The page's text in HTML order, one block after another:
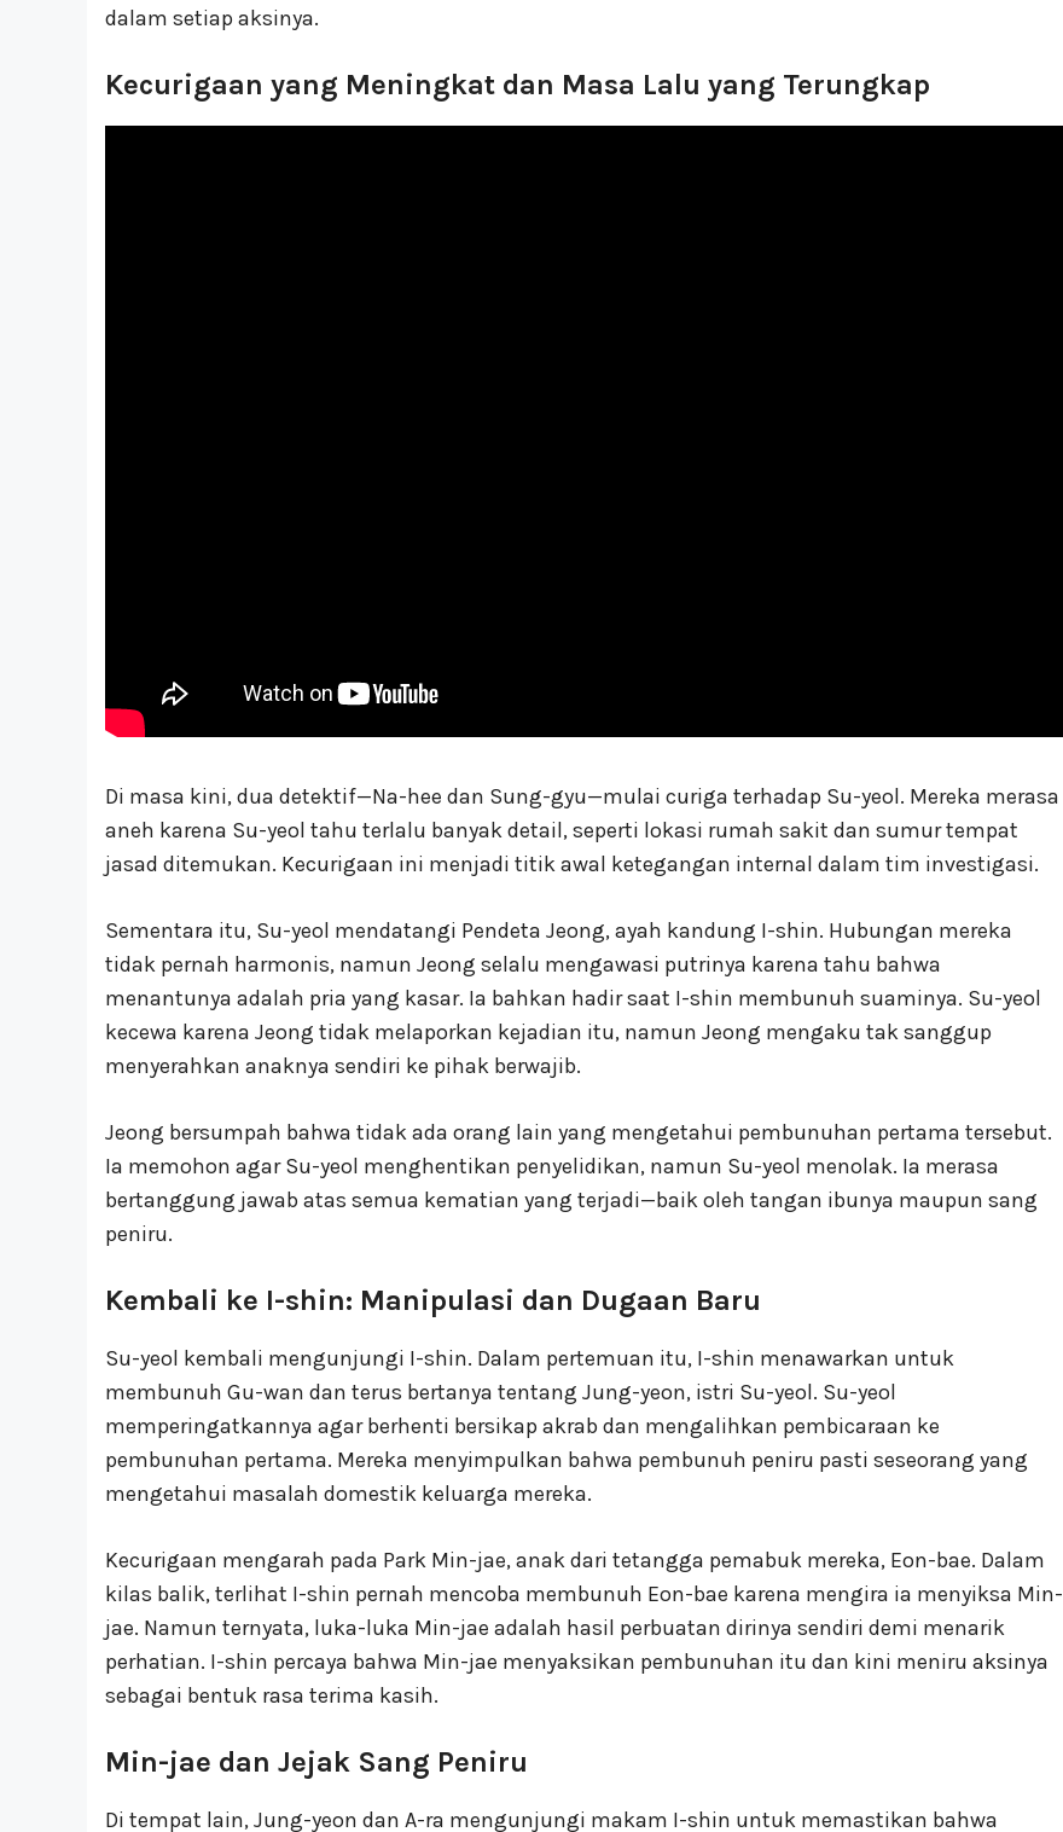
dalam setiap aksinya.
Kecurigaan yang Meningkat dan Masa Lalu yang Terungkap
Di masa kini, dua detektif—Na-hee dan Sung-gyu—mulai curiga terhadap Su-yeol. Mereka merasa
aneh karena Su-yeol tahu terlalu banyak detail, seperti lokasi rumah sakit dan sumur tempat
jasad ditemukan. Kecurigaan ini menjadi titik awal ketegangan internal dalam tim investigasi.
Sementara itu, Su-yeol mendatangi Pendeta Jeong, ayah kandung I-shin. Hubungan mereka
tidak pernah harmonis, namun Jeong selalu mengawasi putrinya karena tahu bahwa
menantunya adalah pria yang kasar. Ia bahkan hadir saat I-shin membunuh suaminya. Su-yeol
kecewa karena Jeong tidak melaporkan kejadian itu, namun Jeong mengaku tak sanggup
menyerahkan anaknya sendiri ke pihak berwajib.
Jeong bersumpah bahwa tidak ada orang lain yang mengetahui pembunuhan pertama tersebut.
Ia memohon agar Su-yeol menghentikan penyelidikan, namun Su-yeol menolak. Ia merasa
bertanggung jawab atas semua kematian yang terjadi—baik oleh tangan ibunya maupun sang
peniru.
Kembali ke I-shin: Manipulasi dan Dugaan Baru
Su-yeol kembali mengunjungi I-shin. Dalam pertemuan itu, I-shin menawarkan untuk
membunuh Gu-wan dan terus bertanya tentang Jung-yeon, istri Su-yeol. Su-yeol
memperingatkannya agar berhenti bersikap akrab dan mengalihkan pembicaraan ke
pembunuhan pertama. Mereka menyimpulkan bahwa pembunuh peniru pasti seseorang yang
mengetahui masalah domestik keluarga mereka.
Kecurigaan mengarah pada Park Min-jae, anak dari tetangga pemabuk mereka, Eon-bae. Dalam
kilas balik, terlihat I-shin pernah mencoba membunuh Eon-bae karena mengira ia menyiksa Min-
jae. Namun ternyata, luka-luka Min-jae adalah hasil perbuatan dirinya sendiri demi menarik
perhatian. I-shin percaya bahwa Min-jae menyaksikan pembunuhan itu dan kini meniru aksinya
sebagai bentuk rasa terima kasih.
Min-jae dan Jejak Sang Peniru
Di tempat lain, Jung-yeon dan A-ra mengunjungi makam I-shin untuk memastikan bahwa